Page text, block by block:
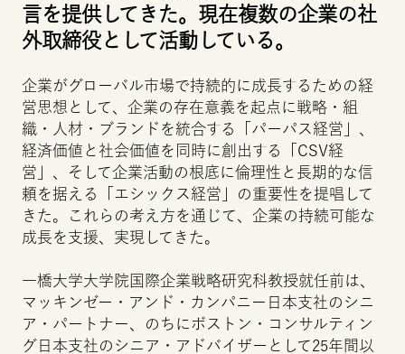
言を提供してきた。現在複数の企業の社
外取締役として活動している。
企業がグローバル市場で持続的に成長するための経
営思想として、企業の存在意義を起点に戦略・組
織・人材・ブランドを統合する「パーパス経営」、
経済価値と社会価値を同時に創出する「 CSV経
営」、そして企業活動の根底に倫理性と長期的な信
頼を据える「エシックス経営」の重要性を提唱して
きた。これらの考え方を通じて、企業の持続可能な
成長を支援、実現してきた。
一橋大学大学院国際企業戦略研究科教授就任前は、
マッキンゼー・アンド・カンパニー日本支社のシニ
ア・パートナー、のちにボストン・コンサルティン
グ日本支社のシニア・アドバイザーとして25年間以